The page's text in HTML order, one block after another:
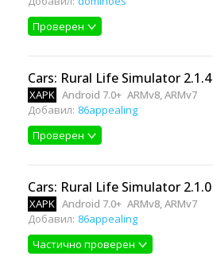
Проверен
Cars: Rural Life Simulator 2.1.4
XAPK Android 7.0+ ARMv8, ARMv7
Добавил: 86appealing
Проверен
Cars: Rural Life Simulator 2.1.0
XAPK Android 7.0+ ARMv8, ARMv7
Добавил: 86appealing
Частично проверен